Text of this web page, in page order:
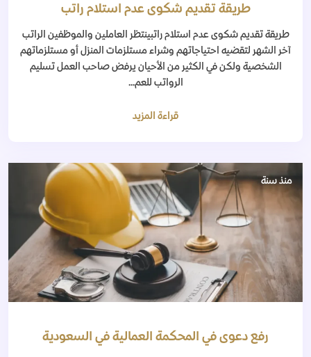
طريقة تقديم شكوى عدم استلام راتب
طريقة تقديم شكوى عدم استلام راتبينتظر العاملين والموظفين الراتب
آخر الشهر لتقضيه احتياجاتهم وشراء مستلزمات المنزل أو مستلزماتهم
الشخصية ولكن في الكثير من الأحيان يرفض صاحب العمل تسليم
الرواتب للعم...
قراءة المزيد
منذ سنة
رفع دعوى في المحكمة العمالية في السعودية